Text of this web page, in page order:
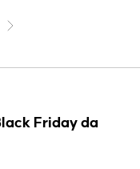
Friday da